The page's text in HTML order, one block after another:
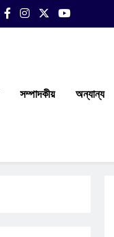
সম্পাদকীয় অন্যান্য